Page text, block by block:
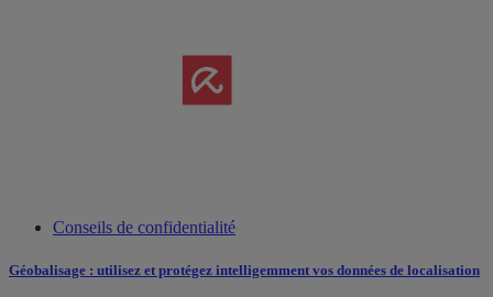
Conseils de confidentialité
Géobalisage : utilisez et protégez intelligemment vos données de localisation